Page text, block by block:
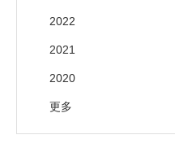
2022
2021
2020
更多